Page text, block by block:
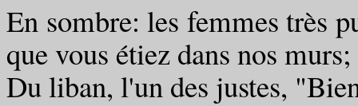
En sombre: les femmes
que vous étiez dans nos
Du liban, l'un des justes,